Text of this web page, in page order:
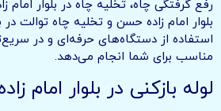
رفع گرفتگی چاه، تخلیه چاه در بلوار
بلوار امام زاده حسن و تخلیه چاه توالت در
استفاده از دستگاه‌های حرفه‌ای و در
مناسب برای شما انجام می‌دهد.
لوله بازکنی در بلوار امام